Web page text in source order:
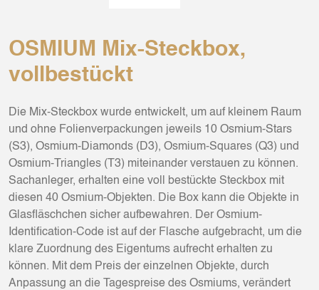
OSMIUM Mix-Steckbox,
vollbestückt
Die Mix-Steckbox wurde entwickelt, um auf kleinem Raum
und ohne Folienverpackungen jeweils 10 Osmium-Stars
(S3), Osmium-Diamonds (D3), Osmium-Squares (Q3) und
Osmium-Triangles (T3) miteinander verstauen zu können.
Sachanleger, erhalten eine voll bestückte Steckbox mit
diesen 40 Osmium-Objekten. Die Box kann die Objekte in
Glasfläschchen sicher aufbewahren. Der Osmium-
Identification-Code ist auf der Flasche aufgebracht, um die
klare Zuordnung des Eigentums aufrecht erhalten zu
können. Mit dem Preis der einzelnen Objekte, durch
Anpassung an die Tagespreise des Osmiums, verändert